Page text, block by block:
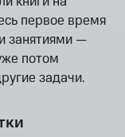
первое время
занятиями —
потом
задачи.